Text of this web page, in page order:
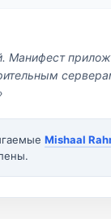
Манифест
Mishaal